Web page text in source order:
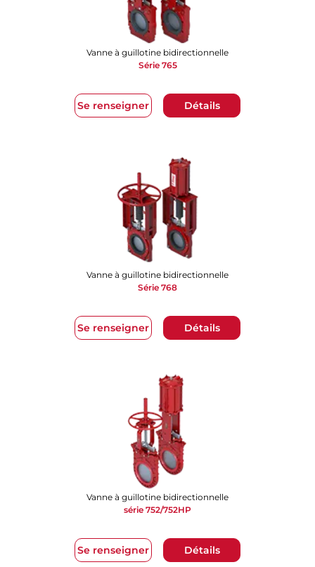
Se renseigner Détails
Vanne à guillotine bidirectionnelle
Série 765
Se renseigner Détails
Vanne à guillotine bidirectionnelle
Série 768
Se renseigner Détails
Vanne à guillotine bidirectionnelle
série 752/752HP